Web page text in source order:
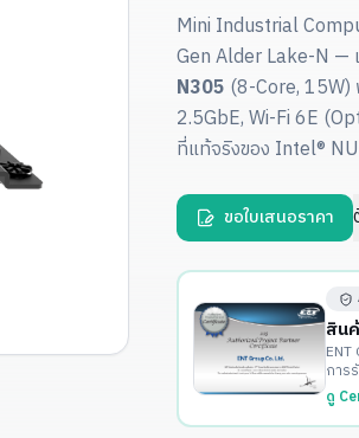
Mini Industrial
Gen Alder Lake-N —
N305 (8-Core,
2.5GbE, Wi-Fi 6E
ที่แท้จริงของ Intel®
ขอใบเสนอราคา
สิน
การ
ดู